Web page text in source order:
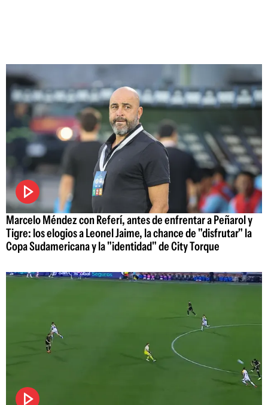
Marcelo Méndez con Referí, antes de enfrentar a Peñarol y
Tigre: los elogios a Leonel Jaime, la chance de "disfrutar" la
Copa Sudamericana y la "identidad" de City Torque